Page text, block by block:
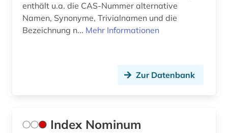
enthält u.a. die CAS-Nummer alternative
Namen, Synonyme, Trivialnamen und die
Bezeichnung n... Mehr Informationen
Zur Datenbank
Index Nominum